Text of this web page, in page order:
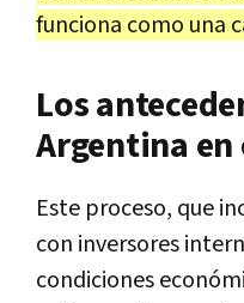
funciona como una
Los
Argentina en
Este proceso, que
con inversores
condiciones